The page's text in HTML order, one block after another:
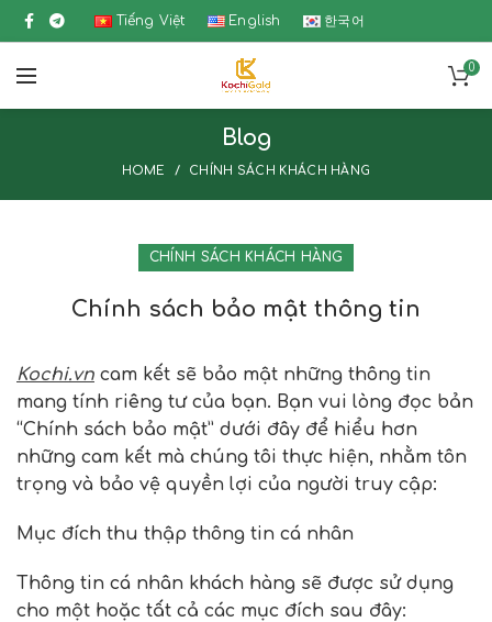
Tiếng Việt English 한국어
0
Blog
HOME CHÍNH SÁCH KHÁCH HÀNG
CHÍNH SÁCH KHÁCH HÀNG
Chính sách bảo mật thông tin
Kochi.vn cam kết sẽ bảo mật những thông tin
mang tính riêng tư của bạn. Bạn vui lòng đọc bản
“Chính sách bảo mật” dưới đây để hiểu hơn
những cam kết mà chúng tôi thực hiện, nhằm tôn
trọng và bảo vệ quyền lợi của người truy cập:
Mục đích thu thập thông tin cá nhân
Thông tin cá nhân khách hàng sẽ được sử dụng
cho một hoặc tất cả các mục đích sau đây: